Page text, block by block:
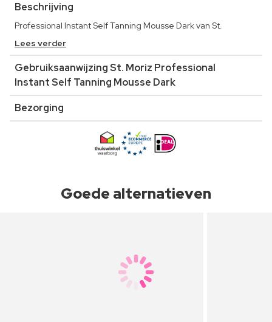
Beschrijving
Professional Instant Self Tanning Mousse Dark van St.
Lees verder
Gebruiksaanwijzing St. Moriz Professional
Instant Self Tanning Mousse Dark
Bezorging
Goede alternatieven